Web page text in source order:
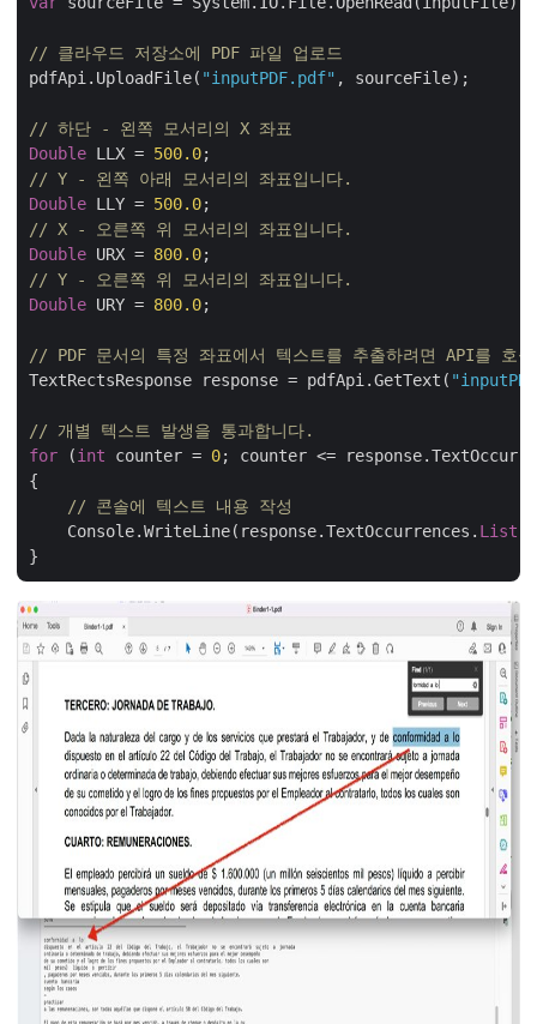
// 클라우드 저장소에 PDF 파일 업로드
pdfApi.UploadFile( "inputPDF.pdf" , sourceFile);
// 하단 - 왼쪽 모서리의 X 좌표
Double LLX = 500.0
// Y - 왼쪽 아래 모서리의 좌표입니다.
Double LLY = 500.0
// X - 오른쪽 위 모서리의 좌표입니다.
Double URX = 800.0
// Y - 오른쪽 위 모서리의 좌표입니다.
Double URY = 800.0;
// PDF 문서의 특정 좌표에서 텍스트를 추출하려면 API를 호
TextRectsResponse response = pdfApi.GetText(
// 개별 텍스트 발생을 통과합니다.
for (int counter = 0; counter <=
{
// 콘솔에 텍스트 내용 작성
    Console.WriteLine(response.TextOccurrences.
List